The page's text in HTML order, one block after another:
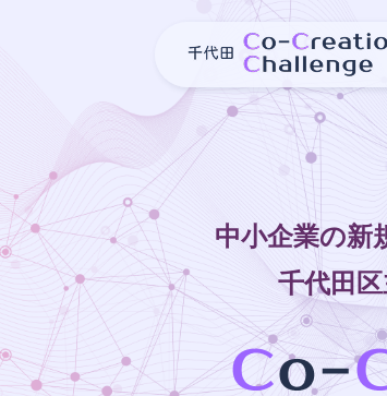
中小企業の新
千代田